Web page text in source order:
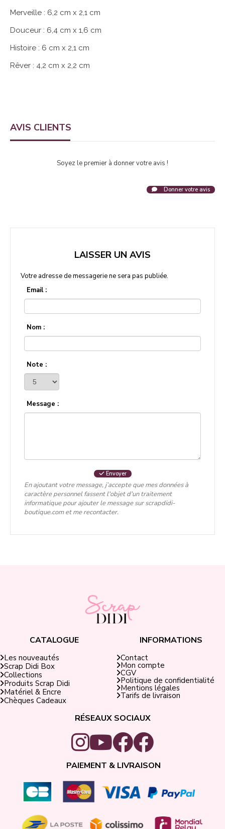
Merveille : 6,2 cm x 2,1 cm
Douceur : 6,4 cm x 1,6 cm
Histoire : 6 cm x 2,1 cm
Rêver : 4,2 cm x 2,2 cm
AVIS CLIENTS
Soyez le premier à donner votre avis !
Donner votre avis
LAISSER UN AVIS
Votre adresse de messagerie ne sera pas publiée.
Email :
Nom :
Note :
Message :
Envoyer
En ajoutant votre message, j’accepte que mes données à
caractère personnel fassent l'objet d'un traitement
informatique pour ajouter le message sur scrapdidi-
boutique.com et me recontacter.
CATALOGUE
Les nouveautés
Scrap Didi Box
Collections
Produits Scrap Didi
Matériel & Encre
Chèques Cadeaux
INFORMATIONS
Contact
Mon compte
CGV
Politique de confidentialité
Mentions légales
Tarifs de livraison
RÉSEAUX SOCIAUX
PAIEMENT & LIVRAISON